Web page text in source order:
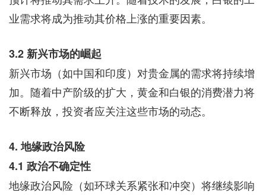
业需求将成为推动其价格上涨的重要因素。
3.2 新兴市场的崛起
新兴市场（如中国和印度）对贵金属的需求将持续增
加。随着中产阶级的扩大，黄金和白银的消费潜力将
不断释放，投资者应关注这些市场的动态。
4. 地缘政治风险
4.1 政治不确定性
地缘政治风险（如环球关系紧张和冲突）将继续影响